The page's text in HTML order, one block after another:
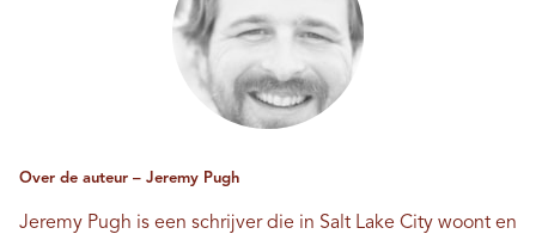
Over de auteur – Jeremy Pugh
Jeremy Pugh is een schrijver die in Salt Lake City woont en